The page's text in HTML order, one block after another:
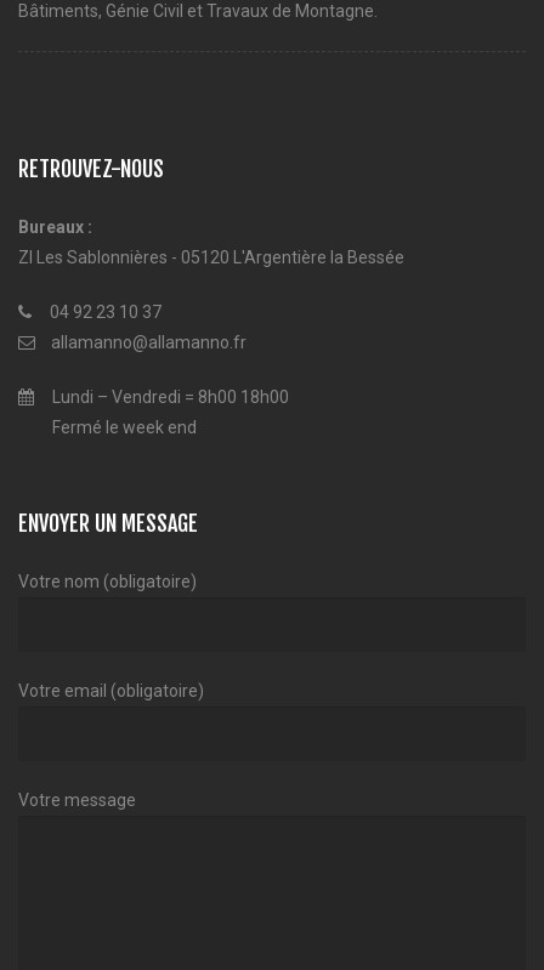
Bâtiments, Génie Civil et Travaux de Montagne.
RETROUVEZ-NOUS
Bureaux :
ZI Les Sablonnières - 05120 L'Argentière la Bessée
04 92 23 10 37
allamanno@allamanno.fr
Lundi – Vendredi = 8h00 18h00
Fermé le week end
ENVOYER UN MESSAGE
Votre nom (obligatoire)
Votre email (obligatoire)
Votre message